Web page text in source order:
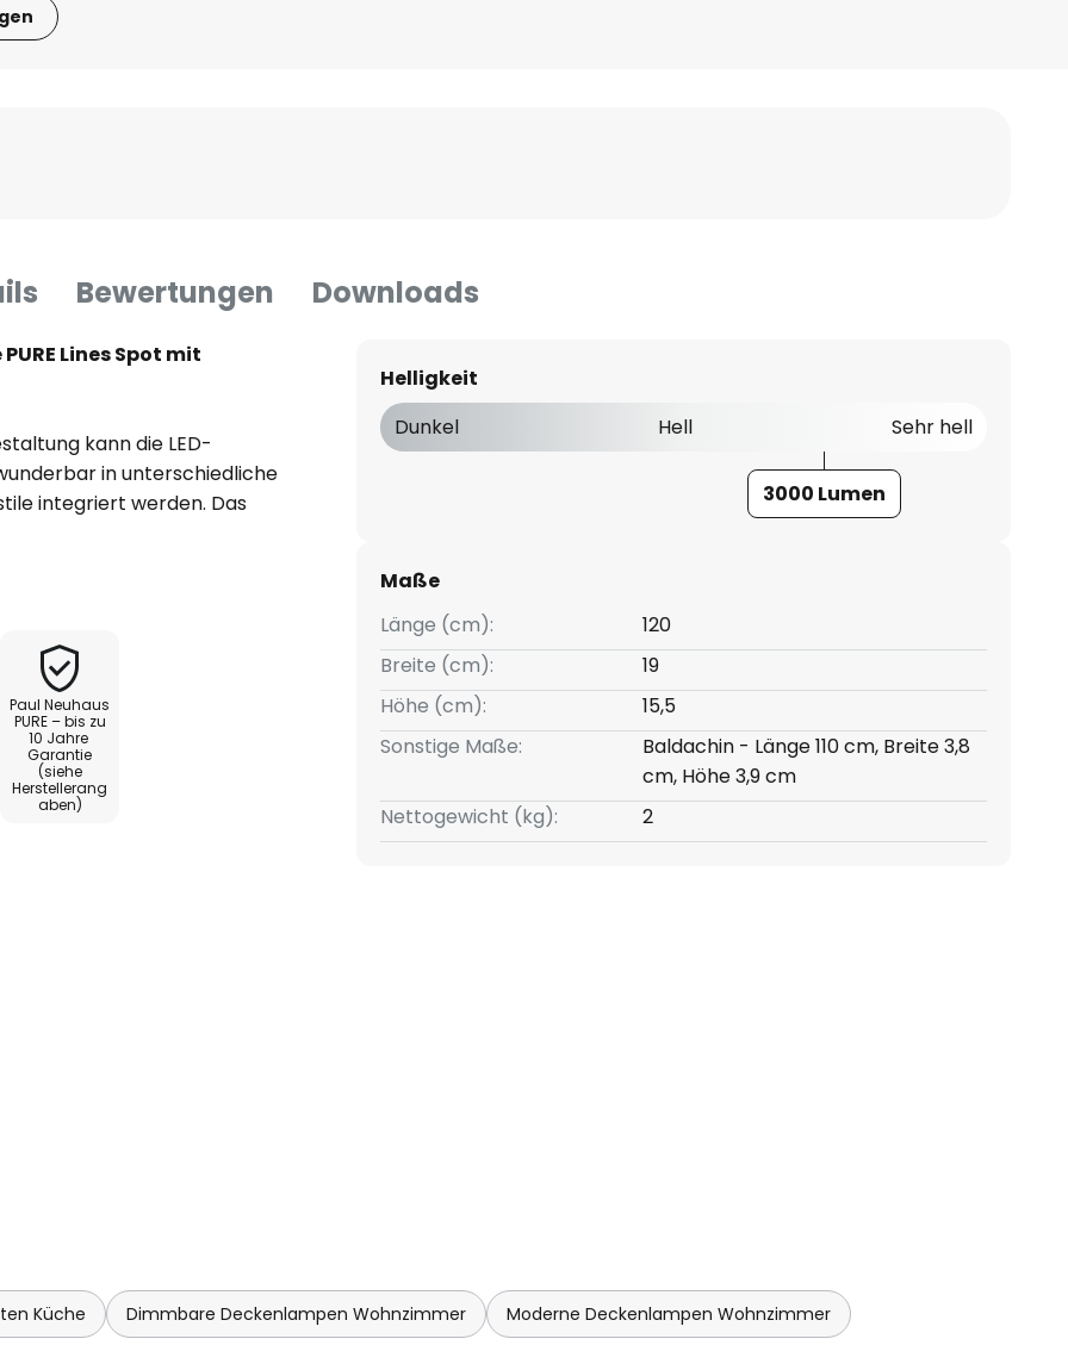
Bewertungen Downloads
Lines Spot mit
kann die LED-
in unterschiedliche
integriert werden. Das
ihre fünf Lichtquellen:
Lichtaustritt in der
Universalweiß zu variieren.
gedimmt werden. So
Raum ganz unkompliziert auf
Die integrierte
gewählte
Paul Neuhaus
PURE – bis zu
10 Jahre
Garantie
(siehe
Herstellerang
aben)
Helligkeit
Dunkel
Hell Sehr hell
3000 Lumen
Maße
Länge (cm):
120
Breite (cm):
19
Höhe (cm):
15,5
Sonstige Maße:
Baldachin - Länge 110 cm, Breite 3,8
cm, Höhe 3,9 cm
Nettogewicht (kg):
2
Küche Dimmbare Deckenlampen Wohnzimmer Moderne Deckenlampen Wohnzimmer